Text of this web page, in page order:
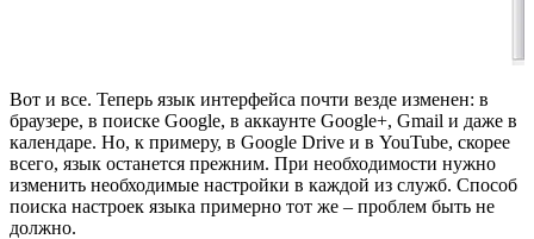
Вот и все. Теперь язык интерфейса почти везде изменен: в
браузере, в поиске Google, в аккаунте Google+, Gmail и даже в
календаре. Но, к примеру, в Google Drive и в YouTube, скорее
всего, язык останется прежним. При необходимости нужно
изменить необходимые настройки в каждой из служб. Способ
поиска настроек языка примерно тот же – проблем быть не
должно.